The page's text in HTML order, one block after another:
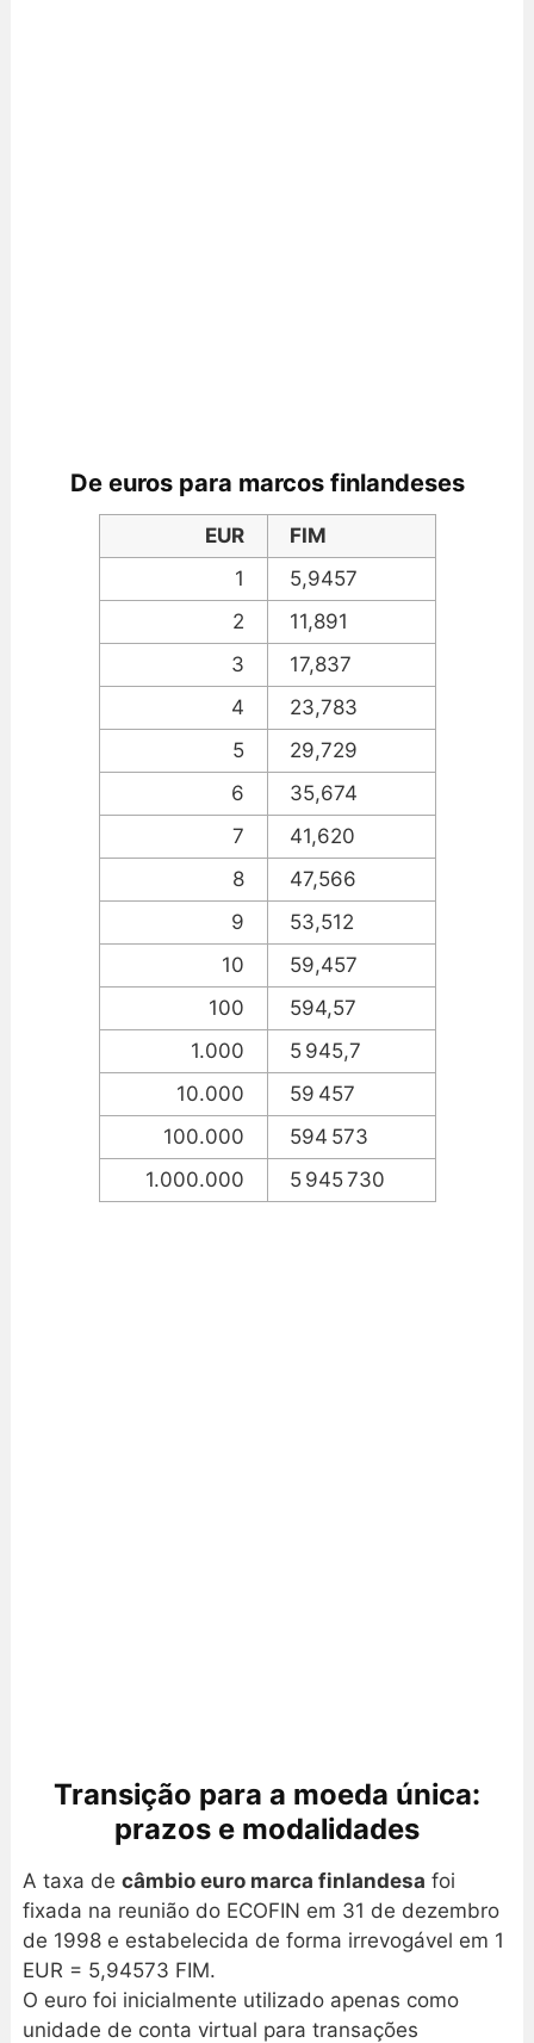
De euros para marcos finlandeses
EUR
FIM
1
5,9457
2
11,891
3
17,837
4
23,783
5
29,729
6
35,674
7
41,620
8
47,566
9
53,512
10
59,457
100
594,57
1.000
5 945,7
10.000
59 457
100.000
594 573
1.000.000
5 945 730
Transição para a moeda única:
prazos e modalidades
A taxa de câmbio euro marca finlandesa foi
fixada na reunião do ECOFIN em 31 de dezembro
de 1998 e estabelecida de forma irrevogável em 1
EUR = 5,94573 FIM.
O euro foi inicialmente utilizado apenas como
unidade de conta virtual para transações